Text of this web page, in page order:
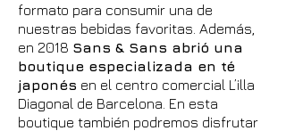
formato para consumir una de
nuestras bebidas favoritas. Además,
en 2018 Sans & Sans abrió una
boutique especializada en té
japonés en el centro comercial L’illa
Diagonal de Barcelona. En esta
boutique también podremos disfrutar